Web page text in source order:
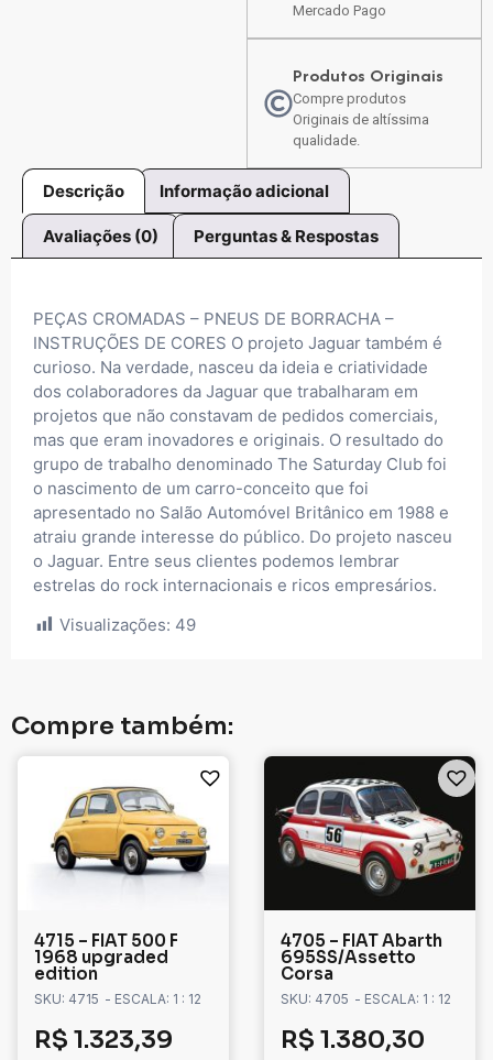
Mercado Pago
Produtos Originais
Compre produtos
Originais de altíssima
qualidade.
Descrição Informação adicional
Avaliações (0) Perguntas & Respostas
PEÇAS CROMADAS – PNEUS DE BORRACHA –
INSTRUÇÕES DE CORES O projeto Jaguar também é
curioso. Na verdade, nasceu da ideia e criatividade
dos colaboradores da Jaguar que trabalharam em
projetos que não constavam de pedidos comerciais,
mas que eram inovadores e originais. O resultado do
grupo de trabalho denominado The Saturday Club foi
o nascimento de um carro-conceito que foi
apresentado no Salão Automóvel Britânico em 1988 e
atraiu grande interesse do público. Do projeto nasceu
o Jaguar. Entre seus clientes podemos lembrar
estrelas do rock internacionais e ricos empresários.
Visualizações: 49
Compre também:
4715 – FIAT 500 F
1968 upgraded
edition
SKU: 4715 - ESCALA: 1 : 12
R$ 1.323,39
4705 – FIAT Abarth
695SS/Assetto
Corsa
SKU: 4705 - ESCALA: 1 : 12
R$ 1.380,30